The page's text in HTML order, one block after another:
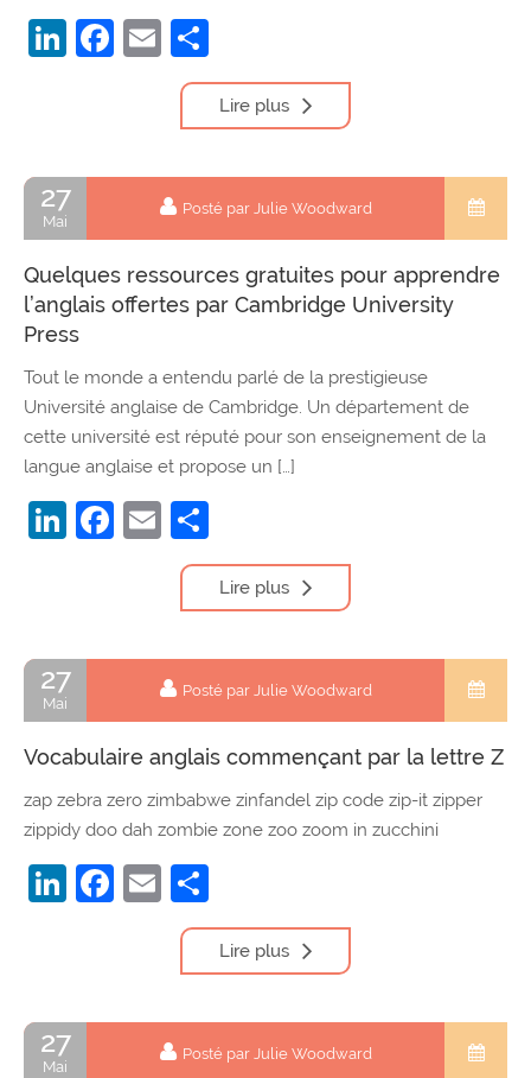
LinkedIn
Facebook
Email
Lire plus
27
Mai
Posté par Julie Woodward
Quelques ressources gratuites pour apprendre
l’anglais offertes par Cambridge University
Press
Tout le monde a entendu parlé de la prestigieuse
Université anglaise de Cambridge. Un département de
cette université est réputé pour son enseignement de la
langue anglaise et propose un […]
LinkedIn
Facebook
Email
Lire plus
27
Mai
Posté par Julie Woodward
Vocabulaire anglais commençant par la lettre Z
zap zebra zero zimbabwe zinfandel zip code zip-it zipper
zippidy doo dah zombie zone zoo zoom in zucchini
LinkedIn
Facebook
Email
Lire plus
27
Mai
Posté par Julie Woodward